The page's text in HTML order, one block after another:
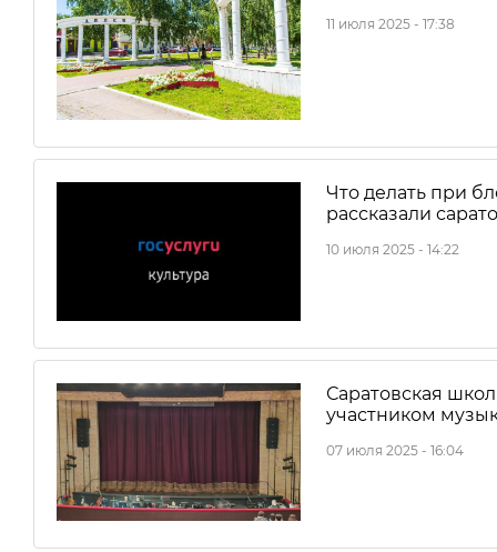
11 июля 2025 - 17:38
Что делать при
рассказали
10 июля 2025 - 14:22
Саратовская
участником
07 июля 2025 - 16:04